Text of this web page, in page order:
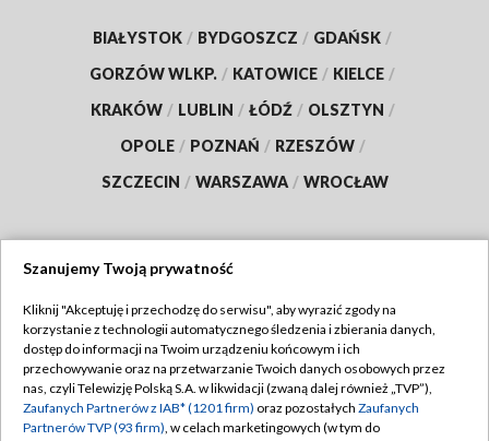
BIAŁYSTOK / BYDGOSZCZ / GDAŃSK /
GORZÓW WLKP. / KATOWICE / KIELCE /
KRAKÓW / LUBLIN / ŁÓDŹ / OLSZTYN /
OPOLE / POZNAŃ / RZESZÓW /
SZCZECIN / WARSZAWA / WROCŁAW
TVP
Abonament TVP
Emisja w TVP
Regulamin TVP
Polityka prywatności
Szanujemy Twoją prywatność
Kliknij "Akceptuję i przechodzę do serwisu", aby wyrazić zgody na
korzystanie z technologii automatycznego śledzenia i zbierania danych,
dostęp do informacji na Twoim urządzeniu końcowym i ich
przechowywanie oraz na przetwarzanie Twoich danych osobowych przez
nas, czyli Telewizję Polską S.A. w likwidacji (zwaną dalej również „TVP”),
Zaufanych Partnerów z IAB* (1201 firm) oraz pozostałych Zaufanych
Partnerów TVP (93 firm), w celach marketingowych (w tym do